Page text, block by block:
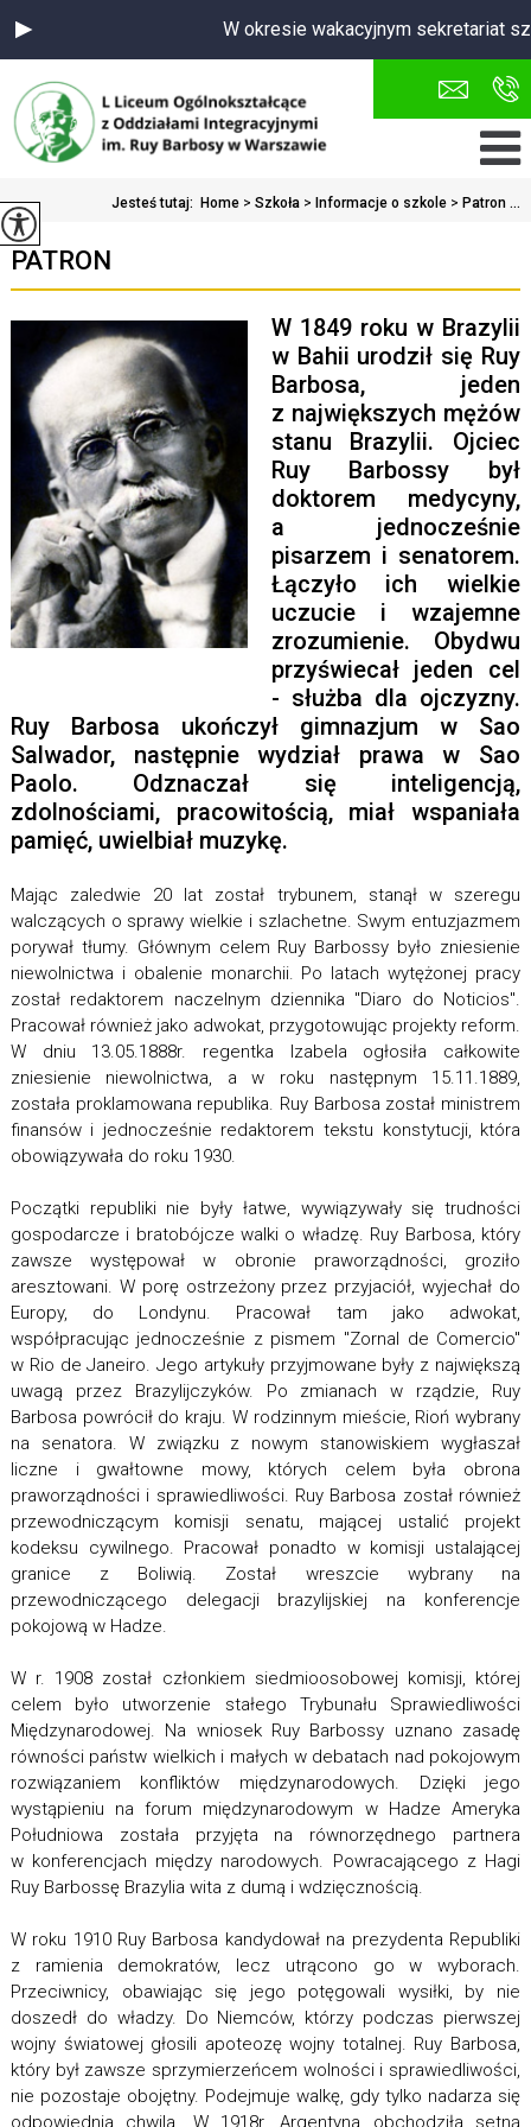
W okresie wakacyjnym sekretariat
Jesteś tutaj: Home > Szkoła > Informacje o szkole > Patron ...
PATRON
W 1849 roku w Brazylii
w Bahii urodził się Ruy
Barbosa, jeden
z największych mężów
stanu Brazylii. Ojciec
Ruy Barbossy był
doktorem medycyny,
a jednocześnie
pisarzem i senatorem.
Łączyło ich wielkie
uczucie i wzajemne
zrozumienie. Obydwu
przyświecał jeden cel
- służba dla ojczyzny.
Ruy Barbosa ukończył gimnazjum w Sao
Salwador, następnie wydział prawa w Sao
Paolo. Odznaczał się inteligencją,
zdolnościami, pracowitością, miał wspaniała
pamięć, uwielbiał muzykę.
Mając zaledwie 20 lat został trybunem, stanął w szeregu
walczących o sprawy wielkie i szlachetne. Swym entuzjazmem
porywał tłumy. Głównym celem Ruy Barbossy było zniesienie
niewolnictwa i obalenie monarchii. Po latach wytężonej pracy
został redaktorem naczelnym dziennika "Diaro do Noticios".
Pracował również jako adwokat, przygotowując projekty reform.
W dniu 13.05.1888r. regentka Izabela ogłosiła całkowite
zniesienie niewolnictwa, a w roku następnym 15.11.1889,
została proklamowana republika. Ruy Barbosa został ministrem
finansów i jednocześnie redaktorem tekstu konstytucji, która
obowiązywała do roku 1930.
Początki republiki nie były łatwe, wywiązywały się trudności
gospodarcze i bratobójcze walki o władzę. Ruy Barbosa, który
zawsze występował w obronie praworządności, groziło
aresztowani. W porę ostrzeżony przez przyjaciół, wyjechał do
Europy, do Londynu. Pracował tam jako adwokat,
współpracując jednocześnie z pismem "Zornal de Comercio"
w Rio de Janeiro. Jego artykuły przyjmowane były z największą
uwagą przez Brazylijczyków. Po zmianach w rządzie, Ruy
Barbosa powrócił do kraju. W rodzinnym mieście, Rioń wybrany
na senatora. W związku z nowym stanowiskiem wygłaszał
liczne i gwałtowne mowy, których celem była obrona
praworządności i sprawiedliwości. Ruy Barbosa został również
przewodniczącym komisji senatu, mającej ustalić projekt
kodeksu cywilnego. Pracował ponadto w komisji ustalającej
granice z Boliwią. Został wreszcie wybrany na
przewodniczącego delegacji brazylijskiej na konferencje
pokojową w Hadze.
W r. 1908 został członkiem siedmioosobowej komisji, której
celem było utworzenie stałego Trybunału Sprawiedliwości
Międzynarodowej. Na wniosek Ruy Barbossy uznano zasadę
równości państw wielkich i małych w debatach nad pokojowym
rozwiązaniem konfliktów międzynarodowych. Dzięki jego
wystąpieniu na forum międzynarodowym w Hadze Ameryka
Południowa została przyjęta na równorzędnego partnera
w konferencjach między narodowych. Powracającego z Hagi
Ruy Barbossę Brazylia wita z dumą i wdzięcznością.
W roku 1910 Ruy Barbosa kandydował na prezydenta Republiki
z ramienia demokratów, lecz utrącono go w wyborach.
Przeciwnicy, obawiając się jego potęgowali wysiłki, by nie
doszedł do władzy. Do Niemców, którzy podczas pierwszej
wojny światowej głosili apoteozę wojny totalnej. Ruy Barbosa,
który był zawsze sprzymierzeńcem wolności i sprawiedliwości,
nie pozostaje obojętny. Podejmuje walkę, gdy tylko nadarza się
odpowiednia chwila. W 1918r. Argentyna obchodziła setną